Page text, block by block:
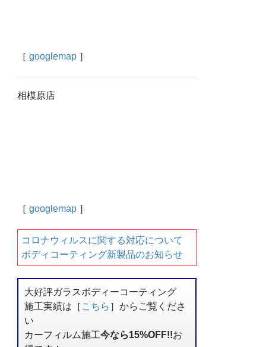
［googlemap ］
相模原店
［googlemap ］
コロナウィルスに関する対応について
ボディコーティング新製品のお知らせ
大好評ガラスボディーコーティング
施工実績は［ こちら ］からご覧くださ
い
カーフィルム施工今なら15%OFF!!お